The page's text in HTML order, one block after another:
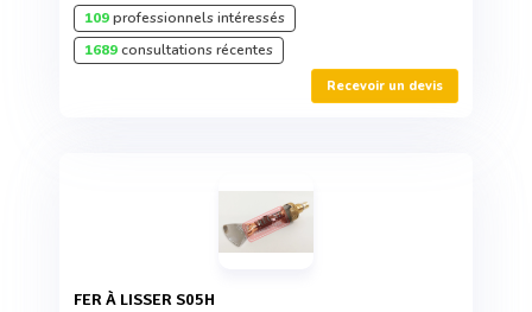
109professionnels intéressés
1689consultations récentes
Recevoir un devis
FER À LISSER S05H